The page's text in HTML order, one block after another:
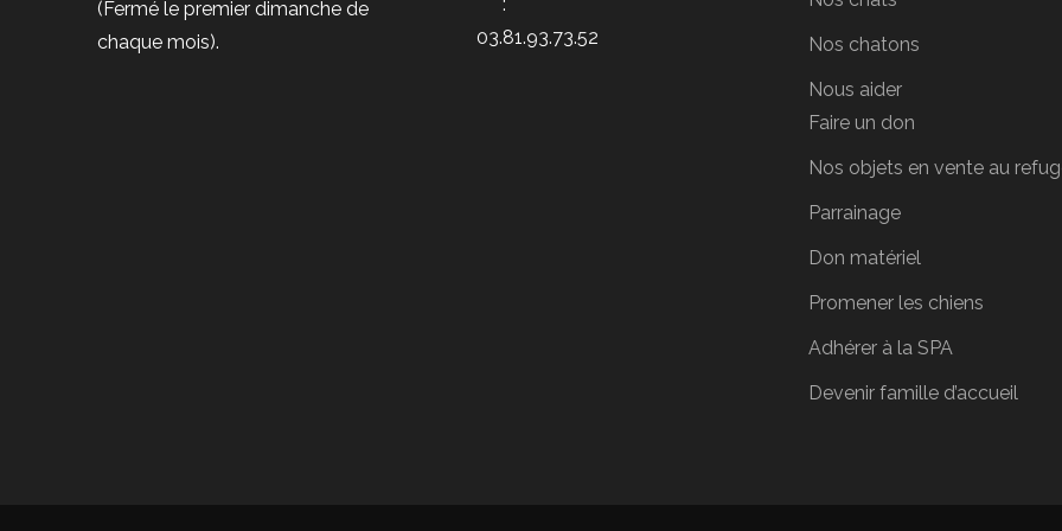
(Fermé le premier dimanche de
chaque mois).
03.81.93.73.52
Nos chatons
Nous aider
Faire un don
Nos objets en vente au
Parrainage
Don matériel
Promener les chiens
Adhérer à la SPA
Devenir famille d’accueil